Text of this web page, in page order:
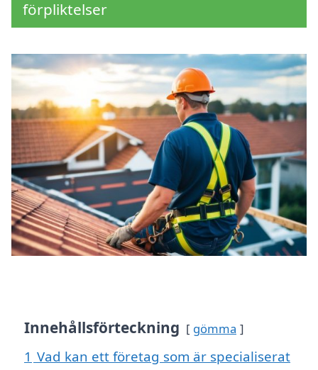
förpliktelser
Innehållsförteckning gömma
1 Vad kan ett företag som är specialiserat